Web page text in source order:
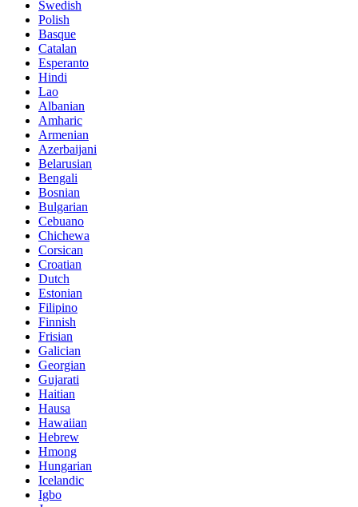
Swedish
Polish
Basque
Catalan
Esperanto
Hindi
Lao
Albanian
Amharic
Armenian
Azerbaijani
Belarusian
Bengali
Bosnian
Bulgarian
Cebuano
Chichewa
Corsican
Croatian
Dutch
Estonian
Filipino
Finnish
Frisian
Galician
Georgian
Gujarati
Haitian
Hausa
Hawaiian
Hebrew
Hmong
Hungarian
Icelandic
Igbo